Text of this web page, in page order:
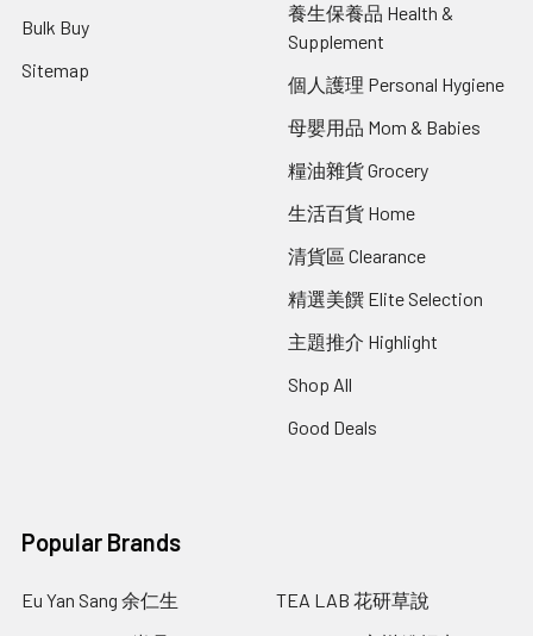
Bulk Buy
Sitemap
養生保養品 Health &
Supplement
個人護理 Personal Hygiene
母嬰用品 Mom & Babies
糧油雜貨 Grocery
生活百貨 Home
清貨區 Clearance
精選美饌 Elite Selection
主題推介 Highlight
Shop All
Good Deals
Popular Brands
Eu Yan Sang 余仁生
TEA LAB 花研草說